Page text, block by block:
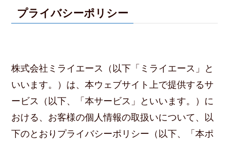
プライバシーポリシー
株式会社ミライエース（以下「ミライエース」と
いいます。）は、本ウェブサイト上で提供するサ
ービス（以下、「本サービス」といいます。）に
おける、お客様の個人情報の取扱いについて、以
下のとおりプライバシーポリシー（以下、「本ポ